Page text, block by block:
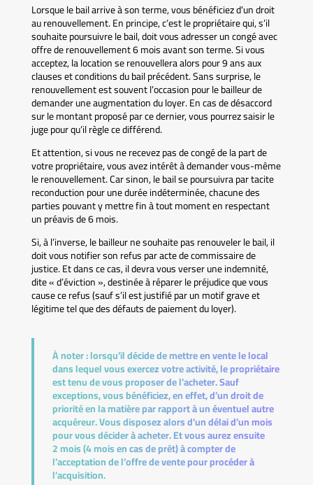
Lorsque le bail arrive à son terme, vous bénéficiez d’un droit
au renouvellement. En principe, c’est le propriétaire qui, s’il
souhaite poursuivre le bail, doit vous adresser un congé avec
offre de renouvellement 6 mois avant son terme. Si vous
acceptez, la location se renouvellera alors pour 9 ans aux
clauses et conditions du bail précédent. Sans surprise, le
renouvellement est souvent l’occasion pour le bailleur de
demander une augmentation du loyer. En cas de désaccord
sur le montant proposé par ce dernier, vous pourrez saisir le
juge pour qu’il règle ce différend.
Et attention, si vous ne recevez pas de congé de la part de
votre propriétaire, vous avez intérêt à demander vous-même
le renouvellement. Car sinon, le bail se poursuivra par tacite
reconduction pour une durée indéterminée, chacune des
parties pouvant y mettre fin à tout moment en respectant
un préavis de 6 mois.
Si, à l’inverse, le bailleur ne souhaite pas renouveler le bail, il
doit vous notifier son refus par acte de commissaire de
justice. Et dans ce cas, il devra vous verser une indemnité,
dite « d’éviction », destinée à réparer le préjudice que vous
cause ce refus (sauf s’il est justifié par un motif grave et
légitime tel que des défauts de paiement du loyer).
À noter :lorsqu’il décide de mettre en vente le local
dans lequel vous exercez votre activité, le propriétaire
est tenu de vous proposer de l’acheter. Sauf
exceptions, vous bénéficiez, en effet, d’un droit de
priorité en la matière par rapport à un éventuel autre
acquéreur. Vous disposez alors d’un délai d’un mois
pour vous décider à acheter. Et vous aurez ensuite
2 mois (4 mois en cas de prêt) à compter de
l’acceptation de l’offre de vente pour procéder à
l’acquisition.